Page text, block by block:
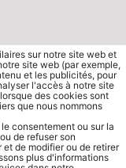
sur notre site web et
site web (par exemple,
et les publicités, pour
l'accès à notre site
des cookies sont
que nous nommons
consentement ou sur la
de refuser son
de modifier ou de retirer
plus d'informations